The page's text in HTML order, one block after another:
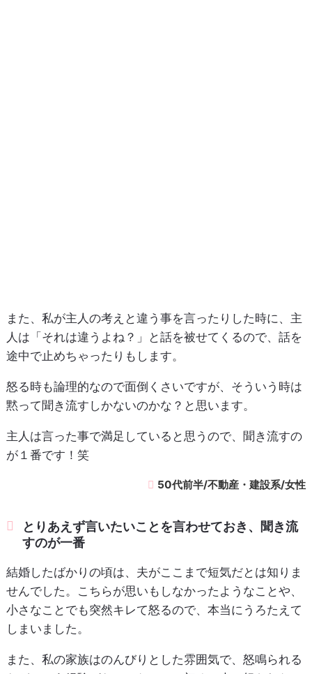
また、私が主人の考えと違う事を言ったりした時に、主
人は「それは違うよね？」と話を被せてくるので、話を
途中で止めちゃったりもします。
怒る時も論理的なので面倒くさいですが、そういう時は
黙って聞き流すしかないのかな？と思います。
主人は言った事で満足していると思うので、聞き流すの
が１番です！笑
50代前半/不動産・建設系/女性
とりあえず言いたいことを言わせておき、聞き流
すのが一番
結婚したばかりの頃は、夫がここまで短気だとは知りま
せんでした。こちらが思いもしなかったようなことや、
小さなことでも突然キレて怒るので、本当にうろたえて
しまいました。
また、私の家族はのんびりとした雰囲気で、怒鳴られる